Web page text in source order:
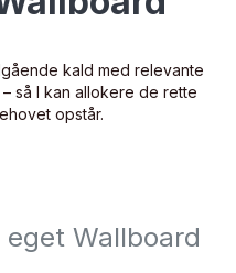
kald med relevante
så I kan allokere de rette
opstår.
Wallboard